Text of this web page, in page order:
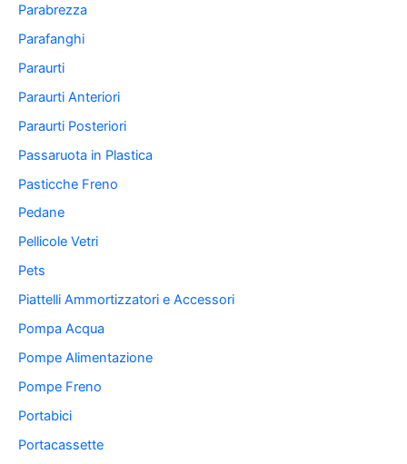
Parabrezza
Parafanghi
Paraurti
Paraurti Anteriori
Paraurti Posteriori
Passaruota in Plastica
Pasticche Freno
Pedane
Pellicole Vetri
Pets
Piattelli Ammortizzatori e Accessori
Pompa Acqua
Pompe Alimentazione
Pompe Freno
Portabici
Portacassette